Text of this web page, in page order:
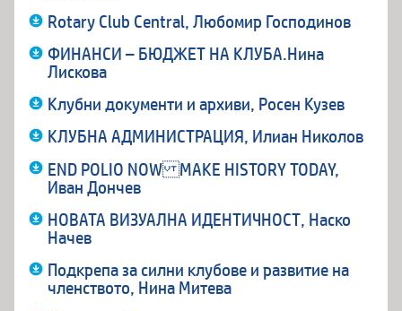
Rotary Club Central, Любомир Господинов
ФИНАНСИ – БЮДЖЕТ НА КЛУБА.Нина
Лискова
Клубни документи и архиви, Росен Кузев
КЛУБНА АДМИНИСТРАЦИЯ, Илиан Николов
END POLIO NOW MAKE HISTORY TODAY,
Иван Дончев
НОВАТА ВИЗУАЛНА ИДЕНТИЧНОСТ, Наско
Начев
Подкрепа за силни клубове и развитие на
членството, Нина Митева